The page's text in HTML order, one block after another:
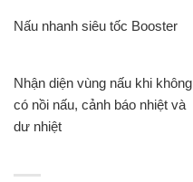
Nấu nhanh siêu tốc Booster
Nhận diện vùng nấu khi không
có nồi nấu, cảnh báo nhiệt và
dư nhiệt